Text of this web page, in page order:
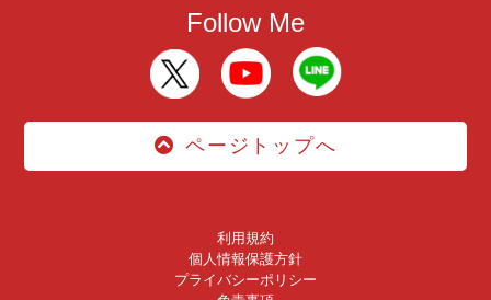
Follow Me
ページトップへ
利用規約
個人情報保護方針
プライバシーポリシー